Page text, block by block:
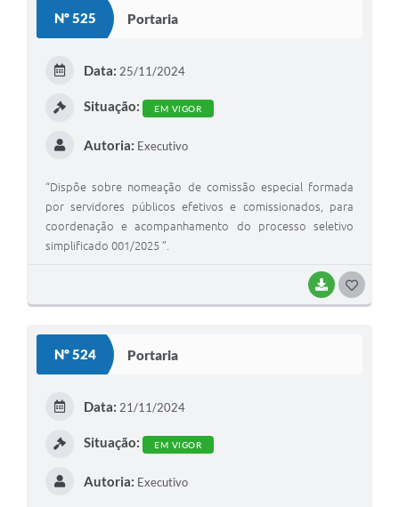
Nº 525 Portaria
BAIXAR
Data: 25/11/2024
Situação: EM VIGOR
Autoria: Executivo
“Dispõe sobre nomeação de comissão especial formada
por servidores públicos efetivos e comissionados, para
coordenação e acompanhamento do processo seletivo
simplificado 001/2025 ”.
Nº 524 Portaria
Data: 21/11/2024
Situação: EM VIGOR
Autoria: Executivo